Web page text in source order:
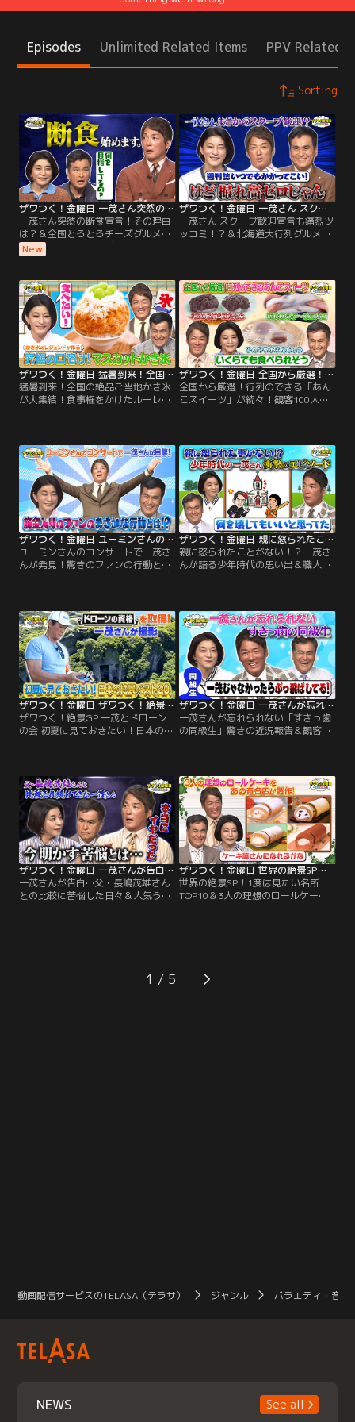
Episodes Unlimited Related Items PPV Related
Sorting
ザワつく！金曜日 一茂さん突然の断食宣言！その理由は？＆全国とろとろチーズグルメをかけてダーツ対決再び！（2026/07/31放送分）
一茂さん突然の断食宣言！その理由
は？＆全国とろとろチーズグルメを
かけてダーツ対決再び！／※都合
上、一部映像をご覧いただけない場
今回は、丸鶏を10時間煮込んだ究極
の薬膳鍋が登場！その絶品グルメを
前に、なんと一茂が、健康のため
に“ある過酷な決断”をしたことを告
白！
New
ザワつく！金曜日 一茂さん スクープ歓迎宣言も痛烈ツッコミ！？＆北海道大行列グルメをかけてダーツ対決（2026/07/24放送分）
一茂さん スクープ歓迎宣言も痛烈ツ
ッコミ！？＆北海道大行列グルメを
わりクイズ】 精密部品メーカーが15
年の歳月をかけて生み出した“ある
モノ”や、 希少な素材を使い、数万
本に1本の品質を追求する“ある道
具”の製造工程で クイズを出題！
ザワつく！金曜日 猛暑到来！全国の絶品ご当地かき氷が大集結！食事権をかけたルーレットで大盛り上がり（2026/07/17放送分）
猛暑到来！全国の絶品ご当地かき氷
が大集結！食事権をかけたルーレッ
謎】 最近の支払い事情をテーマにザ
ワつくトリオが語り合う！ちさ子が
「Vポイント」を活用し始めたとい
う話題から、一茂の意外な私生活が
発覚。 クレジットカード派を自称す
る一茂だったが…。
ザワつく！金曜日 全国から厳選！行列のできる「あんこスイーツ」が続々！観客100人が食べたいのはどれ？（2026/07/10放送分）
全国から厳選！行列のできる「あん
こスイーツ」が続々！観客100人が
ちさ子は、アメリカの高校に留学し
ていた長男の卒業式にまつわるエピ
ソードを披露！まさかのアメリカ流
の驚きのマッチングシステムにスタ
ジオも騒然！
ザワつく！金曜日 ユーミンさんのコンサートで一茂さんが発見！驚きのファンの行動とは？＆ソフトクリームVSプリンで究極の2択（2026/07/03放送分）
ユーミンさんのコンサートで一茂さ
んが発見！驚きのファンの行動と
◆【オープニングトーク】ちさ子が
ハワイで鑑賞した「シルク・ドゥ・
ソレイユ」の魅力を熱弁！臨場感あ
ふれるパフォーマンスに感動したと
明かした。
ザワつく！金曜日 親に怒られたことがない！？一茂さんが語る少年時代の思い出＆職人が作った高級箸の目利き対決！（2026/06/26放送分）
親に怒られたことがない！？一茂さ
んが語る少年時代の思い出＆職人が
トーク】一茂が驚愕の幼少期を告
白！泥だらけで帰宅しても、何百万
もする盆栽を 割っても一切怒られな
かったという「怒られない教育」の
真実とは！？さらに、教会の窓ガラ
スを粉砕！
ザワつく！金曜日 ザワつく！絶景GP 一茂とドローンの会 初夏に見ておきたい！日本の絶景ベスト20 ドローンの資格を取得した一茂さんが撮影！（2026/06/19放送分）
ザワつく！絶景GP 一茂とドローン
の会 初夏に見ておきたい！日本の絶
ざいます ◆初夏に見ておきたい「日
本の絶景ベスト20」を一挙大公開！
絶景のプロが厳選した、この時期に
しか見られない奇跡の光景が続々登
場！
ザワつく！金曜日 一茂さんが忘れられない「すきっ歯の同級生」驚きの近況報告＆観客100人が選ぶのは？絶品ご当地丼（2026/06/19放送分）
一茂さんが忘れられない「すきっ歯
の同級生」驚きの近況報告＆観客
ングトーク】ちさ子の息子さんの彼
女の話題からスタート！非常に賢
く、息子さんを 「教育してくれてい
る」という彼女とのエピソードを披
露。
ザワつく！金曜日 一茂さんが告白…父・長嶋茂雄さんとの比較に苦悩した日々＆人気うどん店で“最強トッピング王決定戦”（2026/06/05放送分）
一茂さんが告白…父・長嶋茂雄さん
との比較に苦悩した日々＆人気うど
ドを 持つ少女と、14歳で“過酷すぎ
るレース”を制した少年が登場！
ザワつく！金曜日 世界の絶景SP！1度は見たい名所TOP10＆3人の理想のロールケーキを有名店が叶える！？！（2026/05/29放送分）
世界の絶景SP！1度は見たい名所
TOP10＆3人の理想のロールケーキ
ザワつくトリオへまさかのオファ
ー！？ちさ子、一茂、良純が本気で
1
動画配信サービスのTELASA（テラサ） ジャンル バラエティ・音楽
NEWS See all